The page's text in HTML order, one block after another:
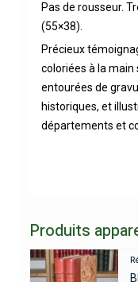
Pas de rousseur.
(55×38).
Précieux
coloriées à la
entourées de
historiques, et
départements et
Produits